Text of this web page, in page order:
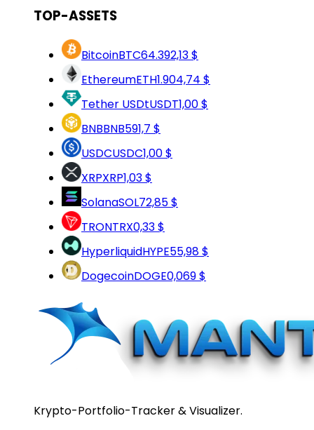
TOP-ASSETS
BitcoinBTC64.392,13 $
EthereumETH1.904,74 $
Tether USDtUSDT1,00 $
BNBBNB591,7 $
USDCUSDC1,00 $
XRPXRP1,03 $
SolanaSOL72,85 $
TRONTRX0,33 $
HyperliquidHYPE55,98 $
DogecoinDOGE0,069 $
Krypto-Portfolio-Tracker & Visualizer.